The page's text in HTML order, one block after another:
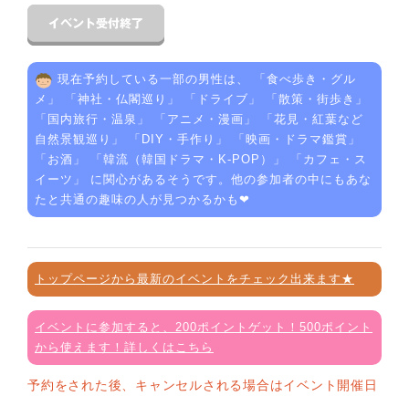
現在予約している一部の男性は、 「 食べ歩き・グル
メ 」 「 神社・仏閣巡り 」 「 ドライブ 」 「 散策・街歩き 」
「 国内旅行・温泉 」 「 アニメ・漫画 」 「 花見・紅葉など
自然景観巡り 」 「 DIY・手作り 」 「 映画・ドラマ鑑賞 」
「 お酒 」 「 韓流（韓国ドラマ・K-POP） 」 「 カフェ・ス
イーツ 」 に関心があるそうです。他の参加者の中にもあな
たと共通の趣味の人が見つかるかも❤
トップページから最新のイベントをチェック出来ます★
イベントに参加すると、200ポイントゲット！500ポイント
から使えます！詳しくはこちら
予約をされた後、キャンセルされる場合はイベント開催日